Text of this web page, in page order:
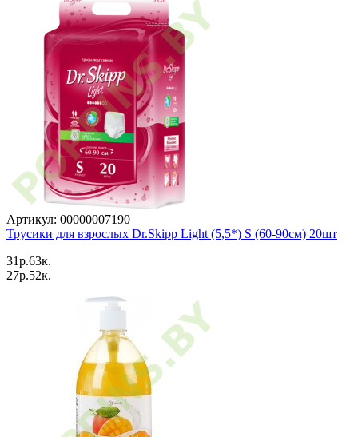
Артикул: 00000007190
Трусики для взрослых Dr.Skipp Light (5,5*) S (60-90см) 20шт
31p.63к.
27p.52к.